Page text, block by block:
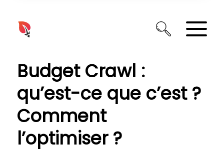
Budget Crawl :
qu’est-ce que c’est ?
Comment
l’optimiser ?